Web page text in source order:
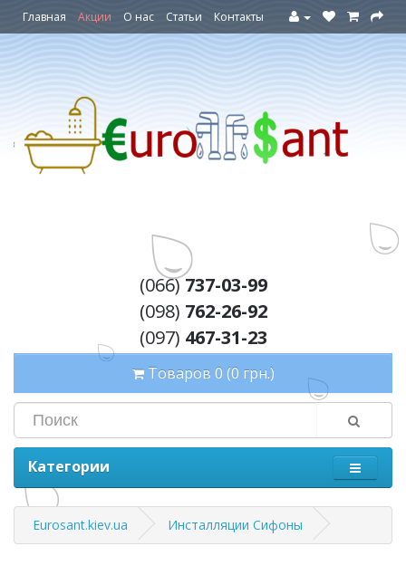
Главная Акции О нас Статьи Контакты
(066)737-03-99
(098) 762-26-92
(097) 467-31-23
Товаров 0 (0 грн.)
Категории
Eurosant.kiev.ua Инсталляции Сифоны